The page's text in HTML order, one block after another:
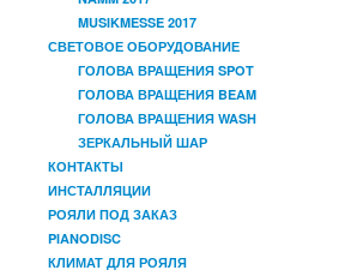
MUSIKMESSE 2017
СВЕТОВОЕ ОБОРУДОВАНИЕ
ГОЛОВА ВРАЩЕНИЯ SPOT
ГОЛОВА ВРАЩЕНИЯ BEAM
ГОЛОВА ВРАЩЕНИЯ WASH
ЗЕРКАЛЬНЫЙ ШАР
КОНТАКТЫ
ИНСТАЛЛЯЦИИ
РОЯЛИ ПОД ЗАКАЗ
PIANODISC
КЛИМАТ ДЛЯ РОЯЛЯ